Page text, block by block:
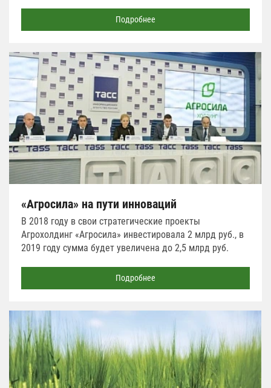
Подробнее
«Агросила» на пути инноваций
В 2018 году в свои стратегические проекты
Агрохолдинг «Агросила» инвестировала 2 млрд руб., в
2019 году сумма будет увеличена до 2,5 млрд руб.
Подробнее